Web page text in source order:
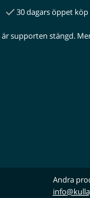
30 dagars öppet köp
supporten stängd.
Andra